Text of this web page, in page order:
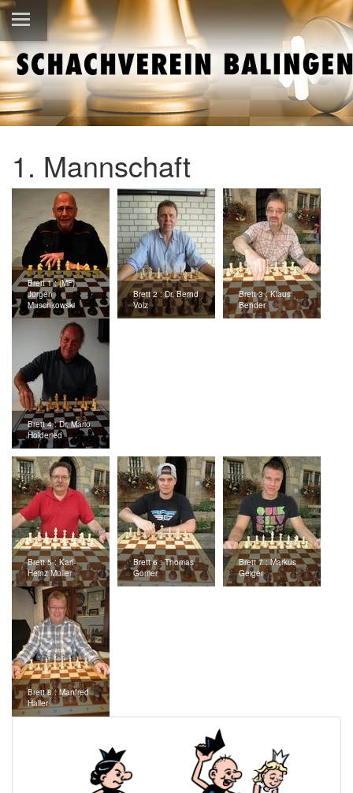
1. Mannschaft
Brett 1 : (MF)
Jürgen
Muschkowski
Brett 2 : Dr. Bernd
Volz
Brett 3 : Klaus
Bender
Brett 4 : Dr. Mario
Holderied
Brett 5 : Karl-
Heinz Müller
Brett 6 : Thomas
Gomer
Brett 7 : Markus
Geiger
Brett 8 : Manfred
Haller